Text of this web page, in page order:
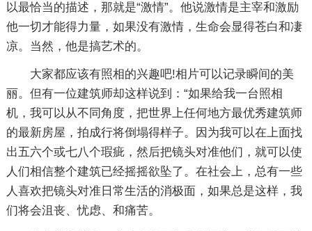
以最恰当的描述，那就是“激情”。他说激情是主宰和激励
他一切才能得力量，如果没有激情，生命会显得苍白和凄
凉。当然，他是搞艺术的。
大家都应该有照相的兴趣吧!相片可以记录瞬间的美
丽。但有一位建筑师却这样说到：“如果给我一台照相
机，我可以从不同角度，把世界上任何地方最优秀建筑师
的最新房屋，拍成行将倒塌得样子。因为我可以在上面找
出五六个或七八个瑕疵，然后把镜头对准他们，就可以使
人们相信整个建筑已经摇摇欲坠了。在社会上，总有一些
人喜欢把镜头对准日常生活的消极面，如果总是这样，我
们将会沮丧、忧虑、和痛苦。